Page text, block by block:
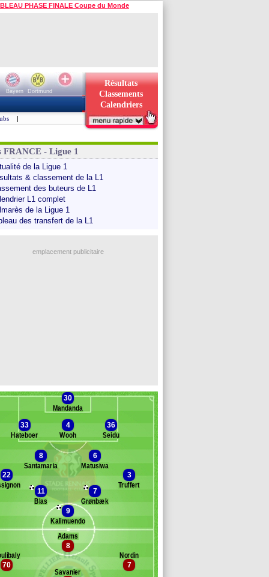
PHASE FINALE Coupe du Monde
Bayern
Dortmund
Résultats
Classements
Calendriers
|
FRANCE - Ligue 1
de la Ligue 1
& classement de la L1
des buteurs de L1
L1 complet
de la Ligue 1
des transfert de la L1
emplacement publicitaire
Banc des remplaçants Rennes
Wendel Meister
Banc des remplaçantsMontpellier
30
Mandanda
33
Hateboer
4
Wooh
36
Seidu
8
Santamaria
6
Matusiwa
22
3
Truffert
11
Blas
7
Grønbæk
9
Kalimuendo
Savanier
7
Nordin
70
8
Adams